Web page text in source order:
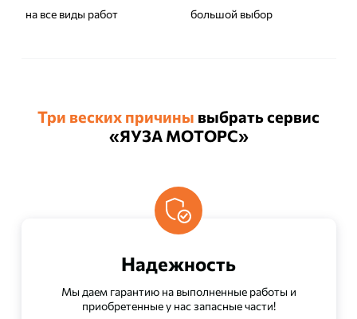
на все виды работ большой выбор
Три веских причины выбрать сервис
«ЯУЗА МОТОРС»
Надежность
Мы даем гарантию на выполненные работы и
приобретенные у нас запасные части!